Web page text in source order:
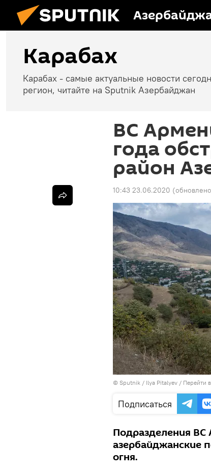
Карабах
Карабах - самые актуальные новости
регион, читайте на Sputnik Азербайджан
ВС
года
район
10:43 23.06.2020
© Sputnik / Ilya Pitalyev / Перейти
Подписаться
Подразделения
азербайджанские
огня.